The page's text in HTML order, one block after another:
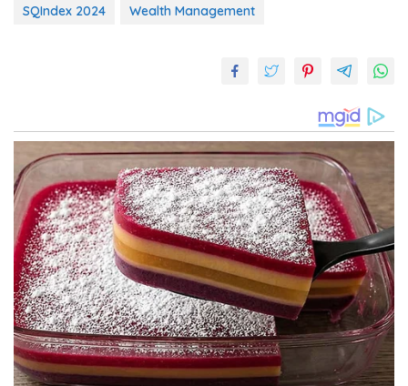
SQIndex 2024 Wealth Management